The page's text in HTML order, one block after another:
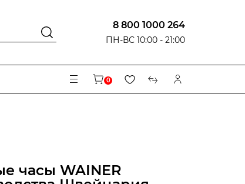
8 800 1000 264
ПН-ВС 10:00 - 21:00
0
часы WAINER